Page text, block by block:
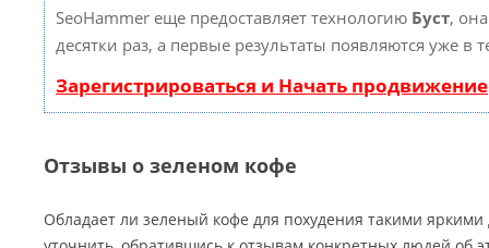
SeoHammer еще предоставляет технологию Буст,
десятки раз, а первые результаты появляются уже в
Зарегистрироваться и Начать продвижение
Отзывы о зеленом кофе
Обладает ли зеленый кофе для похудения такими